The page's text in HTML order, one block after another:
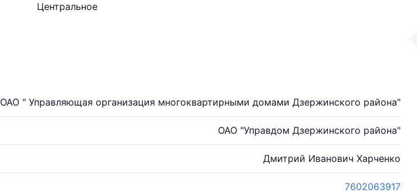
Центральное
ОАО " Управляющая организация многоквартирными домами Дзержинского района"
ОАО "Управдом Дзержинского района"
Дмитрий Иванович Харченко
7602063917